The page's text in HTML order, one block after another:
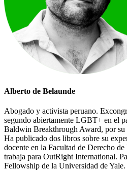
Alberto de Belaunde
Abogado y activista peruano.
segundo abiertamente LGBT+ en el
Baldwin Breakthrough Award, por su
Ha publicado dos libros sobre su
docente en la Facultad de Derecho
trabaja para OutRight International.
Fellowship de la Universidad de Yale.